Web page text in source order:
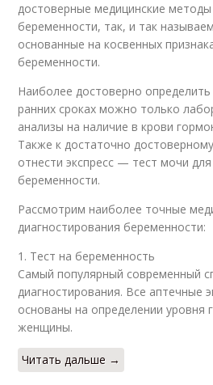
достоверные медицинские
беременности, так, и так
основанные на косвенных
беременности.
Наиболее достоверно
ранних сроках можно только
анализы на наличие в крови
Также к достаточно
отнести экспресс — тест мочи
беременности.
Рассмотрим наиболее точные
диагностирования беременности:
1. Тест на беременность
Самый популярный современный
диагностирования. Все аптечные
основаны на определении уровня
женщины.
Читать дальше →